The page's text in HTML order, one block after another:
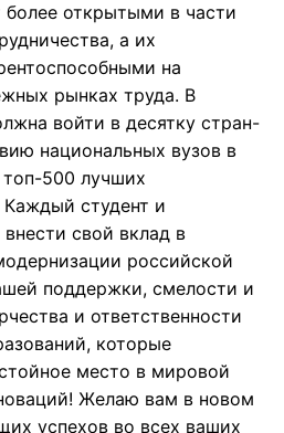
более открытыми в части
а их
на
рынках труда. В
войти в десятку стран-
национальных вузов в
топ-500 лучших
студент и
свой вклад в
российской
поддержки, смелости и
и ответственности
которые
место в мировой
Желаю вам в новом
успехов во всех ваших